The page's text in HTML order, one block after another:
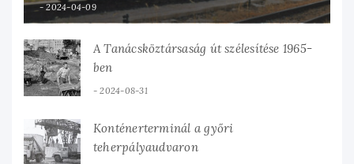
2024-04-09
A Tanácsköztársaság út szélesítése 1965-
ben
2024-08-31
Konténerterminál a győri
teherpályaudvaron